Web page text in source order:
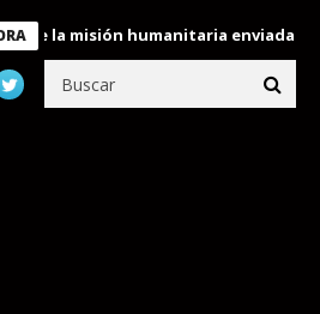
humanitaria enviada a Venezuela